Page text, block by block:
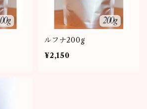
ルフナ200g
¥2,150